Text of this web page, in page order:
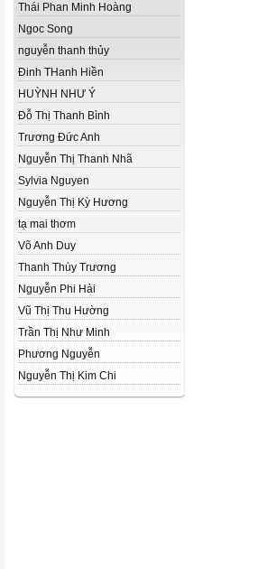
Thái Phan Minh Hoàng
Ngoc Song
nguyễn thanh thủy
Đinh THanh Hiền
HUỲNH NHƯ Ý
Đỗ Thị Thanh Bình
Trương Đức Anh
Nguyễn Thị Thanh Nhã
Sylvia Nguyen
Nguyễn Thị Kỳ Hương
tạ mai thơm
Võ Anh Duy
Thanh Thùy Trương
Nguyễn Phi Hải
Vũ Thị Thu Hường
Trần Thị Như Minh
Phương Nguyễn
Nguyễn Thị Kim Chi